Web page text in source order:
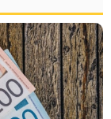
ныне со...